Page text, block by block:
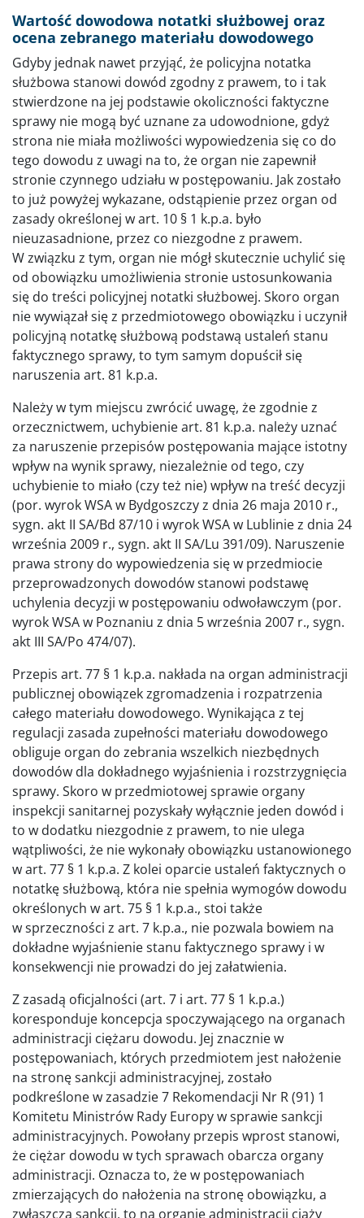
Wartość dowodowa notatki służbowej oraz
ocena zebranego materiału dowodowego
Gdyby jednak nawet przyjąć, że policyjna notatka
służbowa stanowi dowód zgodny z prawem, to i tak
stwierdzone na jej podstawie okoliczności faktyczne
sprawy nie mogą być uznane za udowodnione, gdyż
strona nie miała możliwości wypowiedzenia się co do
tego dowodu z uwagi na to, że organ nie zapewnił
stronie czynnego udziału w postępowaniu. Jak zostało
to już powyżej wykazane, odstąpienie przez organ od
zasady określonej w art. 10 § 1 k.p.a. było
nieuzasadnione, przez co niezgodne z prawem.
W związku z tym, organ nie mógł skutecznie uchylić się
od obowiązku umożliwienia stronie ustosunkowania
się do treści policyjnej notatki służbowej. Skoro organ
nie wywiązał się z przedmiotowego obowiązku i uczynił
policyjną notatkę służbową podstawą ustaleń stanu
faktycznego sprawy, to tym samym dopuścił się
naruszenia art. 81 k.p.a.
Należy w tym miejscu zwrócić uwagę, że zgodnie z
orzecznictwem, uchybienie art. 81 k.p.a. należy uznać
za naruszenie przepisów postępowania mające istotny
wpływ na wynik sprawy, niezależnie od tego, czy
uchybienie to miało (czy też nie) wpływ na treść decyzji
(por. wyrok WSA w Bydgoszczy z dnia 26 maja 2010 r.,
sygn. akt II SA/Bd 87/10 i wyrok WSA w Lublinie z dnia 24
września 2009 r., sygn. akt II SA/Lu 391/09). Naruszenie
prawa strony do wypowiedzenia się w przedmiocie
przeprowadzonych dowodów stanowi podstawę
uchylenia decyzji w postępowaniu odwoławczym (por.
wyrok WSA w Poznaniu z dnia 5 września 2007 r., sygn.
akt III SA/Po 474/07).
Przepis art. 77 § 1 k.p.a. nakłada na organ administracji
publicznej obowiązek zgromadzenia i rozpatrzenia
całego materiału dowodowego. Wynikająca z tej
regulacji zasada zupełności materiału dowodowego
obliguje organ do zebrania wszelkich niezbędnych
dowodów dla dokładnego wyjaśnienia i rozstrzygnięcia
sprawy. Skoro w przedmiotowej sprawie organy
inspekcji sanitarnej pozyskały wyłącznie jeden dowód i
to w dodatku niezgodnie z prawem, to nie ulega
wątpliwości, że nie wykonały obowiązku ustanowionego
w art. 77 § 1 k.p.a. Z kolei oparcie ustaleń faktycznych o
notatkę służbową, która nie spełnia wymogów dowodu
określonych w art. 75 § 1 k.p.a., stoi także
w sprzeczności z art. 7 k.p.a., nie pozwala bowiem na
dokładne wyjaśnienie stanu faktycznego sprawy i w
konsekwencji nie prowadzi do jej załatwienia.
Z zasadą oficjalności (art. 7 i art. 77 § 1 k.p.a.)
koresponduje koncepcja spoczywającego na organach
administracji ciężaru dowodu. Jej znacznie w
postępowaniach, których przedmiotem jest nałożenie
na stronę sankcji administracyjnej, zostało
podkreślone w zasadzie 7 Rekomendacji Nr R (91) 1
Komitetu Ministrów Rady Europy w sprawie sankcji
administracyjnych. Powołany przepis wprost stanowi,
że ciężar dowodu w tych sprawach obarcza organy
administracji. Oznacza to, że w postępowaniach
zmierzających do nałożenia na stronę obowiązku, a
zwłaszcza sankcji, to na organie administracji ciąży